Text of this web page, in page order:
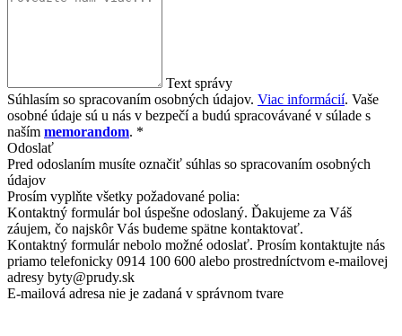
Text správy
Súhlasím so spracovaním osobných údajov. Viac informácií. Vaše
osobné údaje sú u nás v bezpečí a budú spracovávané v súlade s
naším memorandom. *
Odoslať
Pred odoslaním musíte označiť súhlas so spracovaním osobných
údajov
Prosím vyplňte všetky požadované polia:
Kontaktný formulár bol úspešne odoslaný. Ďakujeme za Váš
záujem, čo najskôr Vás budeme spätne kontaktovať.
Kontaktný formulár nebolo možné odoslať. Prosím kontaktujte nás
priamo telefonicky 0914 100 600 alebo prostredníctvom e-mailovej
adresy byty@prudy.sk
E-mailová adresa nie je zadaná v správnom tvare